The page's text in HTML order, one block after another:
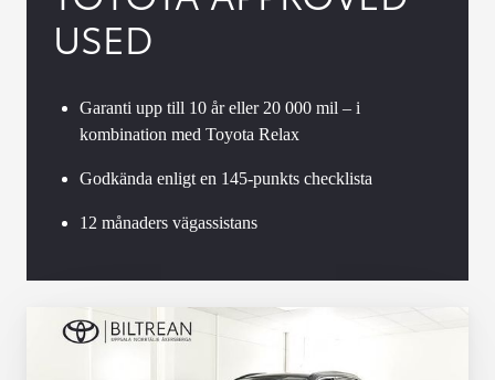
USED
Garanti upp till 10 år eller 20 000 mil – i
kombination med Toyota Relax
Godkända enligt en 145-punkts checklista
12 månaders vägassistans